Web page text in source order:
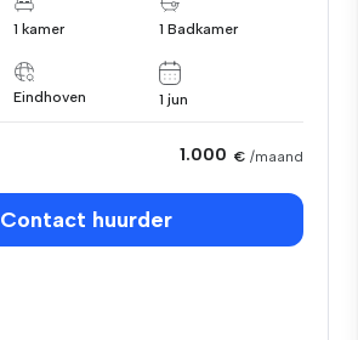
1 kamer 1 Badkamer
Eindhoven 1 jun
1.000 € /maand
Contact huurder